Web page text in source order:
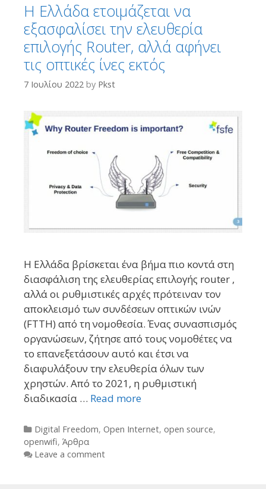
Η Ελλάδα ετοιμάζεται να
εξασφαλίσει την ελευθερία
επιλογής Router, αλλά αφήνει
τις οπτικές ίνες εκτός
7 Ιουλίου 2022 by Pkst
Η Ελλάδα βρίσκεται ένα βήμα πιο κοντά στη
διασφάλιση της ελευθερίας επιλογής router ,
αλλά οι ρυθμιστικές αρχές πρότειναν τον
αποκλεισμό των συνδέσεων οπτικών ινών
(FTTH) από τη νομοθεσία. Ένας συνασπισμός
οργανώσεων, ζήτησε από τους νομοθέτες να
το επανεξετάσουν αυτό και έτσι να
διαφυλάξουν την ελευθερία όλων των
χρηστών. Από το 2021, η ρυθμιστική
διαδικασία … Read more
Categories
Digital Freedom, Open Internet, open source,
openwifi, Άρθρα
Leave a comment